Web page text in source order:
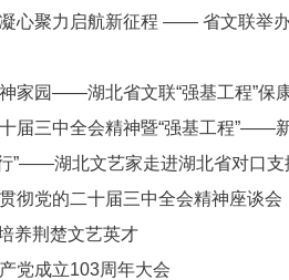
心聚力启航新征程 —— 省文联举
家园——湖北省文联“强基工程”保
届三中全会精神暨“强基工程”——
”——湖北文艺家走进湖北省对口支
彻党的二十届三中全会精神座谈会
养荆楚文艺英才
党成立103周年大会